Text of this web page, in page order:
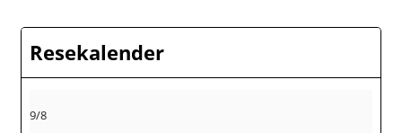
Resekalender
9/8